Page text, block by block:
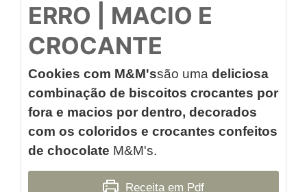
ERRO | MACIO E
CROCANTE
Cookies com M&M'ssão uma deliciosa
combinação de biscoitos crocantes por
fora e macios por dentro, decorados
com os coloridos e crocantes confeitos
de chocolate M&M's.
Receita em Pdf